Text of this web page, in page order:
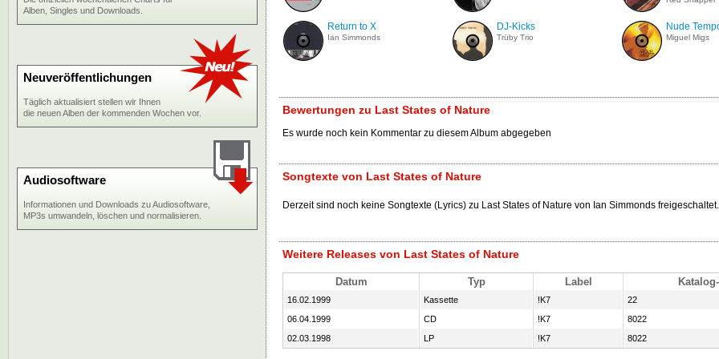
Return to X
Ian Simmonds
DJ-Kicks
Trüby Trio
Nude
Miguel Migs
Bewertungen zu Last States of Nature
Es wurde noch kein Kommentar zu diesem Album abgegeben
Songtexte von Last States of Nature
Derzeit sind noch keine Songtexte (Lyrics) zu Last States of Nature von Ian Simmonds freigeschaltet.
Weitere Releases von Last States of Nature
Datum Typ Label
16.02.1999 Kassette !K7
22
06.04.1999
CD !K7
8022
02.03.1998
LP !K7 8022
Alben, Singles und Downloads.
Neuveröffentlichungen
Täglich aktualisiert stellen wir Ihnen
die neuen Alben der kommenden Wochen vor.
Audiosoftware
Informationen und Downloads zu Audiosoftware,
MP3s umwandeln, löschen und normalisieren.